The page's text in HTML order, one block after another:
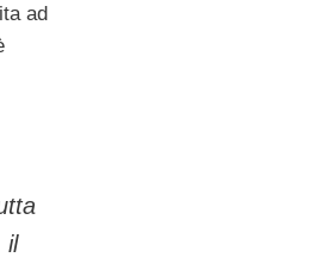
ad
il